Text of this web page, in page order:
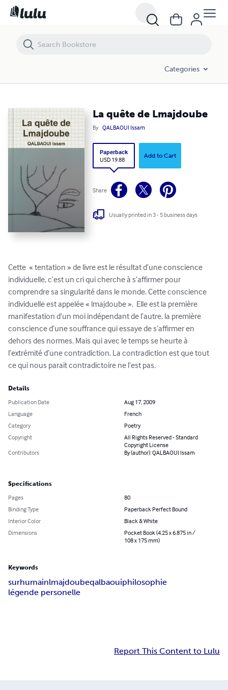
Categories
La quête de Lmajdoube
By QALBAOUI Issam
Paperback
USD 19.88
Add to Cart
Share
Usually printed in 3 - 5 business days
Cette  « tentation » de livre est le résultat d’une conscience
individuelle, c’est un cri qui cherche à s’affirmer pour
comprendre sa singularité dans le monde. Cette conscience
individuelle est appelée « lmajdoube ».  Elle est la première
manifestation d’un moi indépendant de l’autre, la première
conscience d’une souffrance qui essaye de s’affirmer en
dehors des normes. Mais qui avec le temps se heurte à
l’extrémité d’une contradiction. La contradiction est que tout
ce qui nous parait contradictoire ne l’est pas.
Details
Publication Date
Aug 17, 2009
Language
French
Category
Poetry
Copyright
All Rights Reserved - Standard
Copyright License
Contributors
By (author): QALBAOUI Issam
Specifications
Pages
80
Binding Type
Paperback Perfect Bound
Interior Color
Black & White
Dimensions
Pocket Book (4.25 x 6.875 in /
108 x 175 mm)
Keywords
surhumainlmajdoubeqalbaouiphilosophie
légende personelle
Report This Content to Lulu
La quête de Lmajdoube